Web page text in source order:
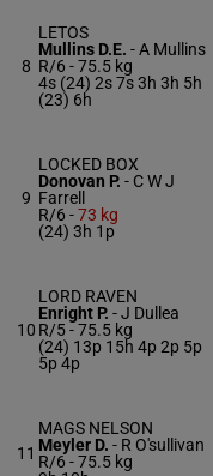
8
LETOS
Mullins D.E. -A Mullins
R/6 -75.5 kg
4s (24) 2s 7s 3h 3h 5h
(23) 6h
9
LOCKED BOX
Donovan P. - C W J
Farrell
R/6 -73 kg
(24) 3h 1p
10
LORD RAVEN
Enright P. -J Dullea
R/5 -75.5 kg
(24) 13p 15h 4p 2p 5p
5p 4p
11
MAGS NELSON
Meyler D. - R O'sullivan
R/6 -75.5 kg